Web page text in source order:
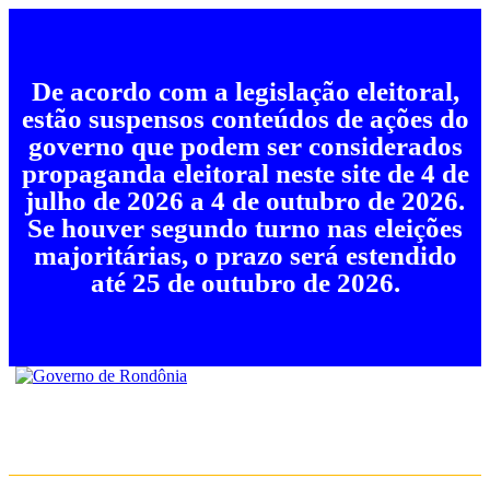
De acordo com a legislação eleitoral,
estão suspensos conteúdos de ações do
governo que podem ser considerados
propaganda eleitoral neste site de 4 de
julho de 2026 a 4 de outubro de 2026.
Se houver segundo turno nas eleições
majoritárias, o prazo será estendido
até 25 de outubro de 2026.